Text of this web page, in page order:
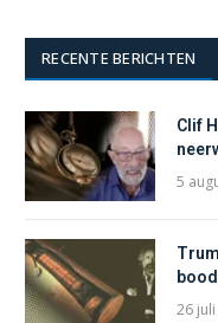
RECENTE BERICHTEN
Clif
5
26